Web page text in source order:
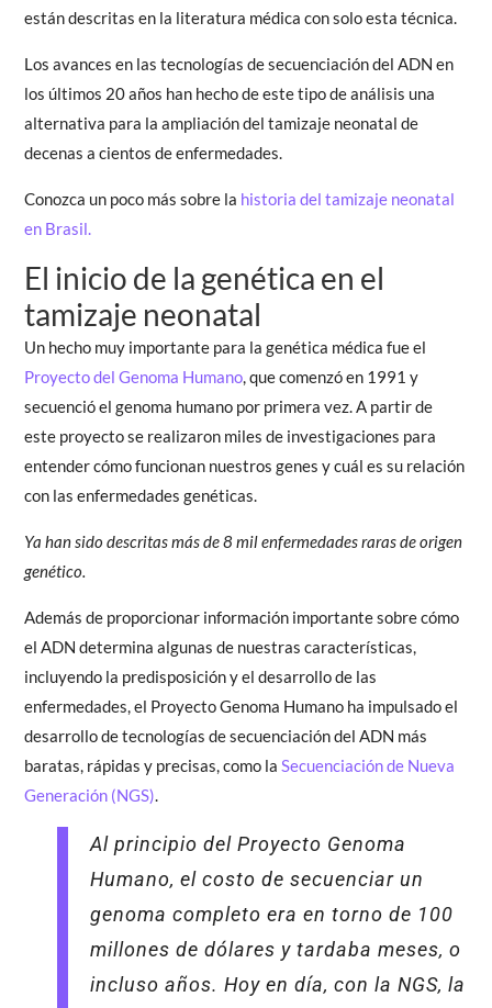
están descritas en la literatura médica con solo esta técnica.
Los avances en las tecnologías de secuenciación del ADN en
los últimos 20 años han hecho de este tipo de análisis una
alternativa para la ampliación del tamizaje neonatal de
decenas a cientos de enfermedades.
Conozca un poco más sobre la historia del tamizaje neonatal
en Brasil.
El inicio de la genética en el
tamizaje neonatal
Un hecho muy importante para la genética médica fue el
Proyecto del Genoma Humano, que comenzó en 1991 y
secuenció el genoma humano por primera vez. A partir de
este proyecto se realizaron miles de investigaciones para
entender cómo funcionan nuestros genes y cuál es su relación
con las enfermedades genéticas.
Ya han sido descritas más de 8 mil enfermedades raras de origen
genético.
Además de proporcionar información importante sobre cómo
el ADN determina algunas de nuestras características,
incluyendo la predisposición y el desarrollo de las
enfermedades, el Proyecto Genoma Humano ha impulsado el
desarrollo de tecnologías de secuenciación del ADN más
baratas, rápidas y precisas, como laSecuenciación de Nueva
Generación (NGS).
Al principio del Proyecto Genoma
Humano, el costo de secuenciar un
genoma completo era en torno de 100
millones de dólares y tardaba meses, o
incluso años. Hoy en día, con la NGS, la